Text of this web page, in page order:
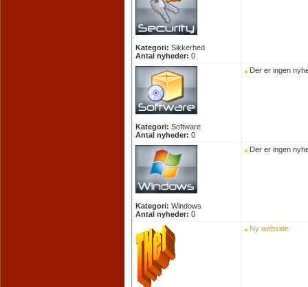
Kategori: Sikkerhed
Antal nyheder: 0
Kategori: Software
Antal nyheder: 0
Der er ingen
Kategori: Windows
Antal nyheder: 0
Der er ingen
Ny webside